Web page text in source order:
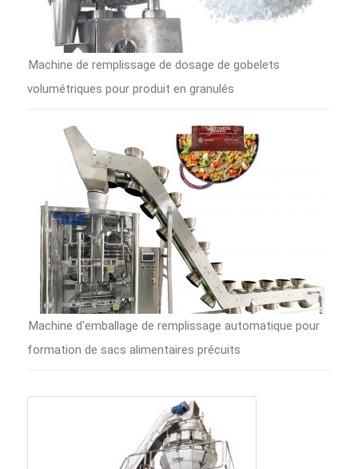
Machine de remplissage de dosage de gobelets
volumétriques pour produit en granulés
Machine d'emballage de remplissage automatique pour
formation de sacs alimentaires précuits